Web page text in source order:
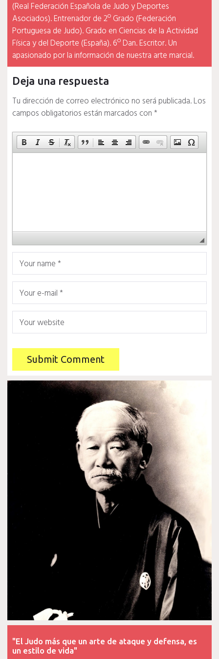
(Real Federación Española de Judo y Deportes
Asociados). Entrenador de 2º Grado (Federación
Portuguesa de Judo). Grado en Ciencias de la Actividad
Física y del Deporte (España). 6º Dan. Escritor. Un
apasionado por la información de nuestra arte marcial.
Deja una respuesta
Tu dirección de correo electrónico no será publicada.Los
campos obligatorios están marcados con*
"El Judo más que un arte de ataque y defensa, es
un estilo de vida"